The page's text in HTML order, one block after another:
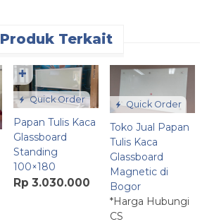
Produk Terkait
Quick Order
Papan Tulis Kaca
Glassboard
Standing
100×180
Rp 3.030.000
✚
Quick Order
Toko Jual Papan
Tulis Kaca
Glassboard
Magnetic di
Bogor
*Harga Hubungi
CS